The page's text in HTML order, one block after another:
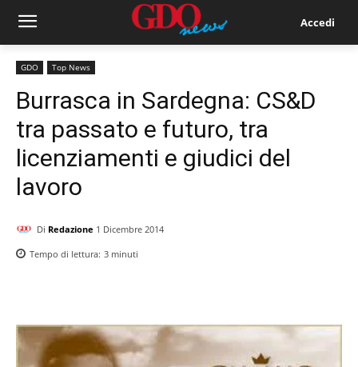
Accedi
GDO Top News
Burrasca in Sardegna: CS&D
tra passato e futuro, tra
licenziamenti e giudici del
lavoro
Di Redazione 1 Dicembre 2014
Tempo di lettura: 3 minuti